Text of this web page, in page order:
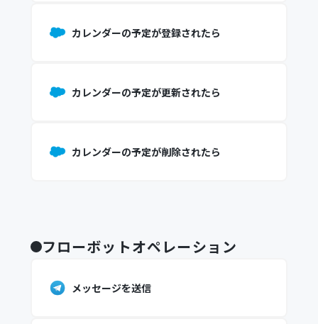
カレンダーの予定が登録されたら
カレンダーの予定が更新されたら
カレンダーの予定が削除されたら
フローボットオペレーション
メッセージを送信